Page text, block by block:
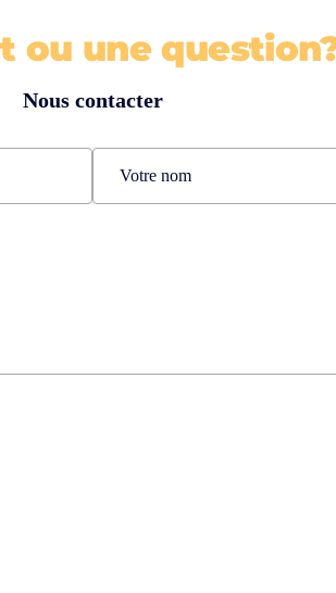
ou une
Nous contacter